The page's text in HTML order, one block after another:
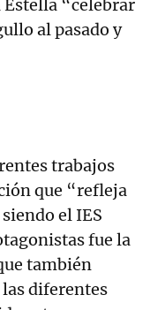
“celebrar
al pasado y
trabajos
que “refleja
el IES
fue la
también
diferentes